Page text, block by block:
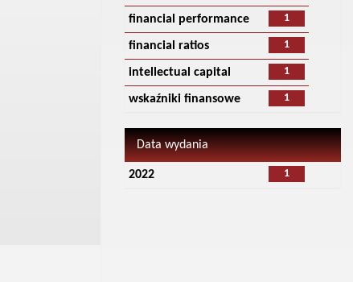
1
financial performance
1
financial ratios
1
intellectual capital
1
wskaźniki finansowe
Data wydania
1
2022